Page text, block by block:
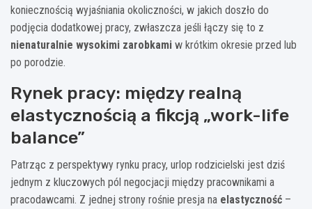
koniecznością wyjaśniania okoliczności, w jakich doszło do
podjęcia dodatkowej pracy, zwłaszcza jeśli łączy się to z
nienaturalnie wysokimi zarobkami w krótkim okresie przed lub
po porodzie.
Rynek pracy: między realną
elastycznością a fikcją „work-life
balance”
Patrząc z perspektywy rynku pracy, urlop rodzicielski jest dziś
jednym z kluczowych pól negocjacji między pracownikami a
pracodawcami. Z jednej strony rośnie presja na elastyczność –